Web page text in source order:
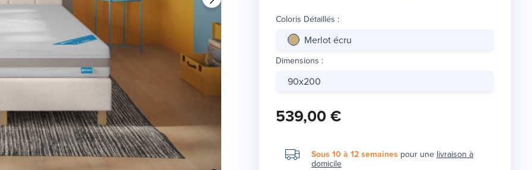
Coloris Détaillés :
Merlot écru
Dimensions :
90x200
539,00 €
Sous 10 à 12 semaines pour une livraison à
domicile